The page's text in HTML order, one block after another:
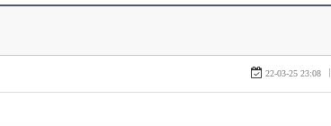
22-03-25 23:08